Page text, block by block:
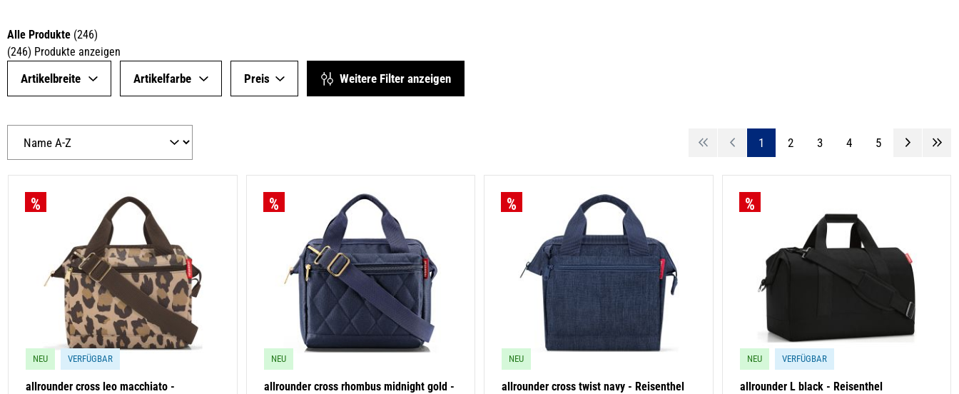
Alle Produkte (246)
(246) Produkte anzeigen
Artikelbreite Artikelfarbe Preis Weitere Filter anzeigen
1 2 3 4 5
NEU VERFÜGBAR
allrounder cross leo macchiato -
NEU
allrounder cross rhombus midnight gold -
NEU
allrounder cross twist navy - Reisenthel
NEU VERFÜGBAR
allrounder L black - Reisenthel